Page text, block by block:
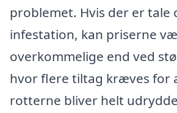
problemet. Hvis der er tale
infestation, kan priserne
overkommelige end ved
hvor flere tiltag kræves for
rotterne bliver helt